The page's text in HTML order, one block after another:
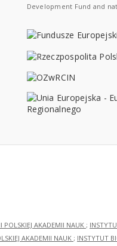
Development Fund and
AKADEMII NAUK ;
AKADEMII NAUK ; INSTYTUT